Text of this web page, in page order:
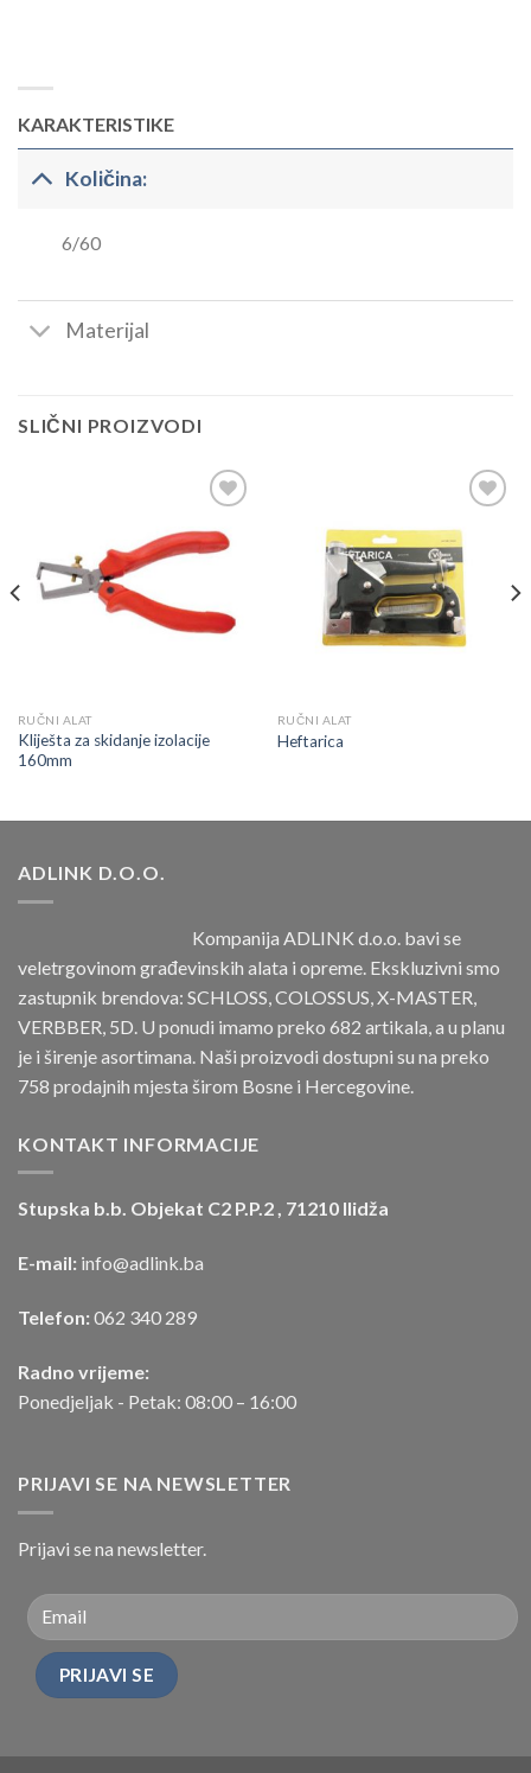
KARAKTERISTIKE
Količina:
6/60
Materijal
SLIČNI PROIZVODI
u
listu
RUČNI ALAT
Kliješta za skidanje izolacije
160mm
RUČNI ALAT
Heftarica
ADLINK D.O.O.
Kompanija ADLINK d.o.o. bavi se
veletrgovinom građevinskih alata i opreme. Ekskluzivni smo
zastupnik brendova: SCHLOSS, COLOSSUS, X-MASTER,
VERBBER, 5D. U ponudi imamo preko 682 artikala, a u planu
je i širenje asortimana. Naši proizvodi dostupni su na preko
758 prodajnih mjesta širom Bosne i Hercegovine.
KONTAKT INFORMACIJE
Stupska b.b. Objekat C2 P.P.2 , 71210 Ilidža
E-mail: info@adlink.ba
Telefon: 062 340 289
Radno vrijeme:
Ponedjeljak - Petak: 08:00 – 16:00
PRIJAVI SE NA NEWSLETTER
Prijavi se na newsletter.